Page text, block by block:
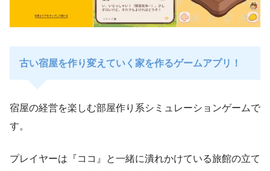
古い宿屋を作り変えていく家を作るゲームアプリ！
宿屋の経営を楽しむ部屋作り系シミュレーションゲームで
す。
プレイヤーは『ココ』と一緒に潰れかけている旅館の立て